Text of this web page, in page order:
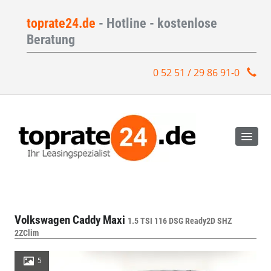
toprate24.de - Hotline - kostenlose
Beratung
0 52 51 / 29 86 91-0
Volkswagen Caddy Maxi 1.5 TSI 116 DSG Ready2D SHZ
2ZClim
5